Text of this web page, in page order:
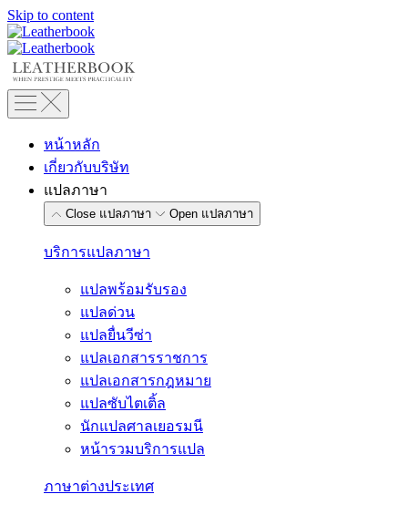
Skip to content
หน้าหลัก
เกี่ยวกับบริษัท
แปลภาษา
Close แปลภาษา Open แปลภาษา
บริการแปลภาษา
แปลพร้อมรับรอง
แปลด่วน
แปลยื่นวีซ่า
แปลเอกสารราชการ
แปลเอกสารกฎหมาย
แปลซับไตเติ้ล
นักแปลศาลเยอรมนี
หน้ารวมบริการแปล
ภาษาต่างประเทศ